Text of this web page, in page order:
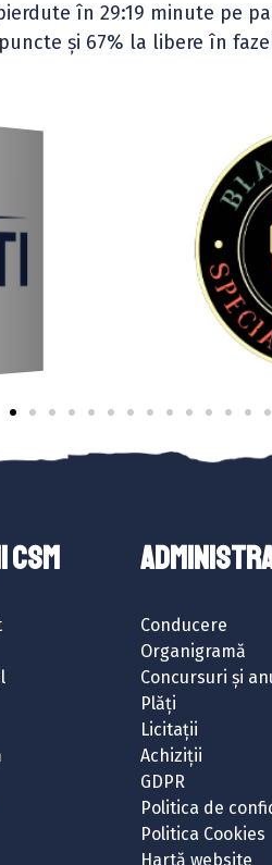
în 29:19 minute pe
și 67% la libere în
CSM
Conducere
Organigramă
Concursuri și
Plăți
Licitații
Achiziții
GDPR
Politica de
Politica Cookies
Hartă website